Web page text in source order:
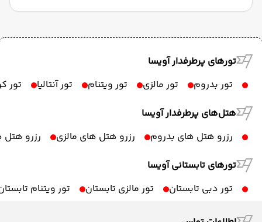
تورهای پرطرفدار آویسا
تور بدروم
تور مالزی تور ویتنام تور آنتالیا
تور
هتل‌های پرطرفدار آویسا
رزرو هتل های بدروم
رزرو هتل های مالزی
رزرو هتل
تورهای تابستانی آویسا
تور دبی تابستان
تور مالزی تابستان تور ویتنام